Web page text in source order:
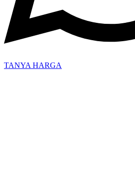
TANYA HARGA